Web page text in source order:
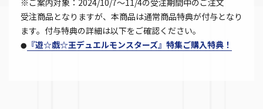
※ご案内対象：2024/10/7～11/4の受注期間中のご注文
受注商品となりますが、本商品は通常商品特典が付与となり
ます。付与特典の詳細は以下をご確認ください。
● 『遊☆戯☆王デュエルモンスターズ』特集ご購入特典！